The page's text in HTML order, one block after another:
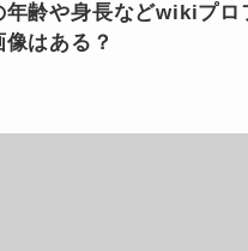
年齢や身長などwikiプロ
はある？